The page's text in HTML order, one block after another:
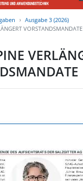
Ausgabe 3 (2026)
VORSTANDSMANDATE